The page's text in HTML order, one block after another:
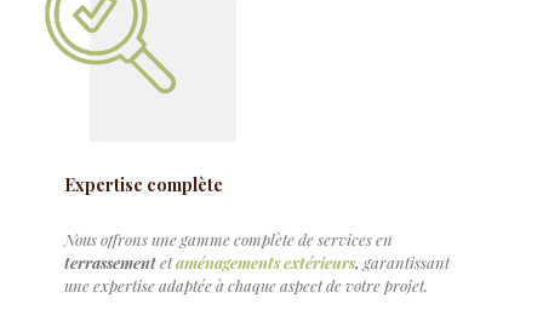
Expertise complète
Nous offrons une gamme complète de services en
terrassementetaménagements extérieurs, garantissant
une expertise adaptée à chaque aspect de votre projet.